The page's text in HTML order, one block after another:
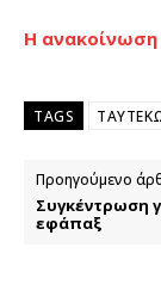
Η ανακοίνωση
TAGS
Προηγούμενο
Συγκέντρωση
εφάπαξ